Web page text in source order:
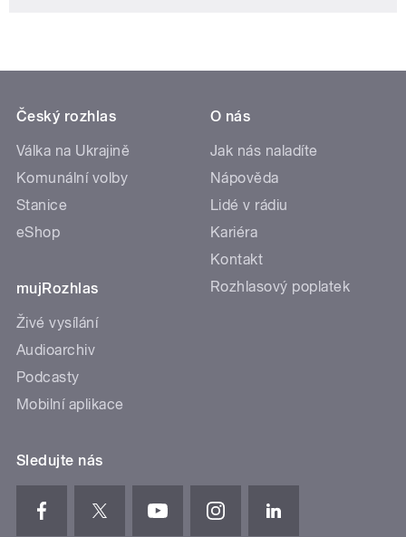
Český rozhlas
Válka na Ukrajině
Komunální volby
Stanice
eShop
mujRozhlas
Živé vysílání
Audioarchiv
Podcasty
Mobilní aplikace
O nás
Jak nás naladíte
Nápověda
Lidé v rádiu
Kariéra
Kontakt
Rozhlasový poplatek
Sledujte nás